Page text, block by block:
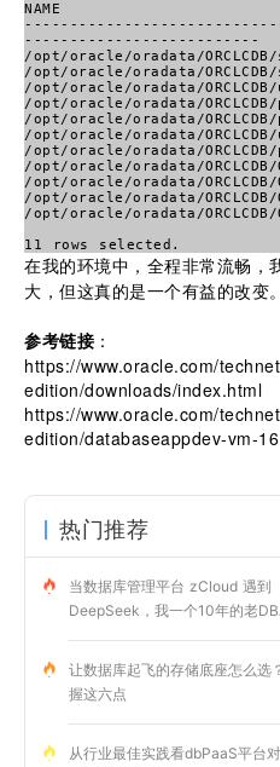
NAME
--------------------------
/opt/oracle/oradata/
/opt/oracle/oradata/
/opt/oracle/oradata/
/opt/oracle/oradata/
/opt/oracle/oradata/
/opt/oracle/oradata/
/opt/oracle/oradata/
/opt/oracle/oradata/ORCLCDB/
/opt/oracle/oradata/ORCLCDB/
/opt/oracle/oradata/ORCLCDB/
/opt/oracle/oradata/ORCLCDB/
11 rows selected.
在我的环境中，全程非常流畅，
大，但这真的是一个有益的改变。
参考链接 ：
https://www.oracle.com/
edition/downloads/index.html
https://www.oracle.com/
edition/databaseappdev-vm-
热门推荐
当数据库管理平台 zCloud 遇到
DeepSeek，我一个10年的老
让数据库起飞的存储底座怎么选
握这六点
从行业最佳实践看dbPaaS平台